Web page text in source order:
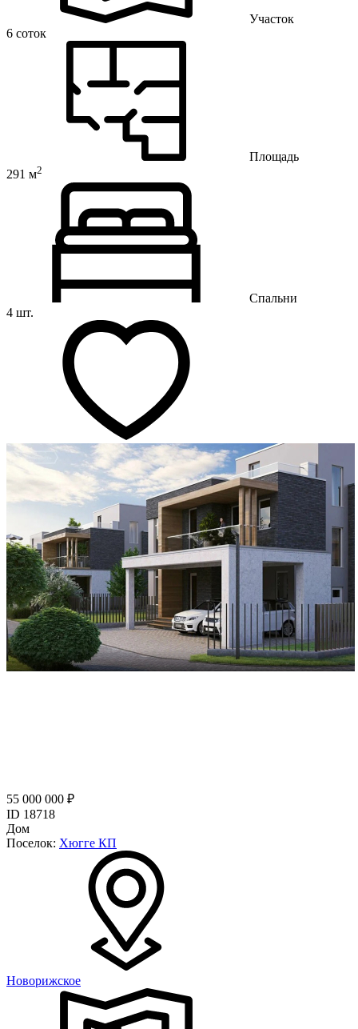
Участок
6 соток
Площадь
291 м2
Спальни
4 шт.
55 000 000 ₽
ID 18718
Дом
Поселок: Хюгге КП
Новорижское